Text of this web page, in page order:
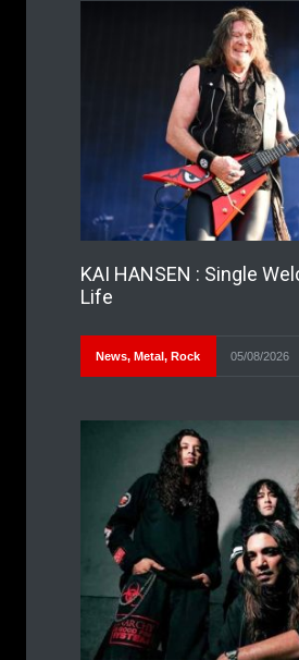
KAI HANSEN : Single
Life
News, Metal, Rock 05/08/2026